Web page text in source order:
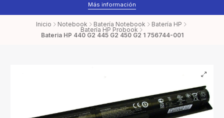
Más información
Inicio Notebook Batería Notebook Batería HP
Batería HP Probook
Bateria HP 440 G2 445 G2 450 G2 1 756744-001